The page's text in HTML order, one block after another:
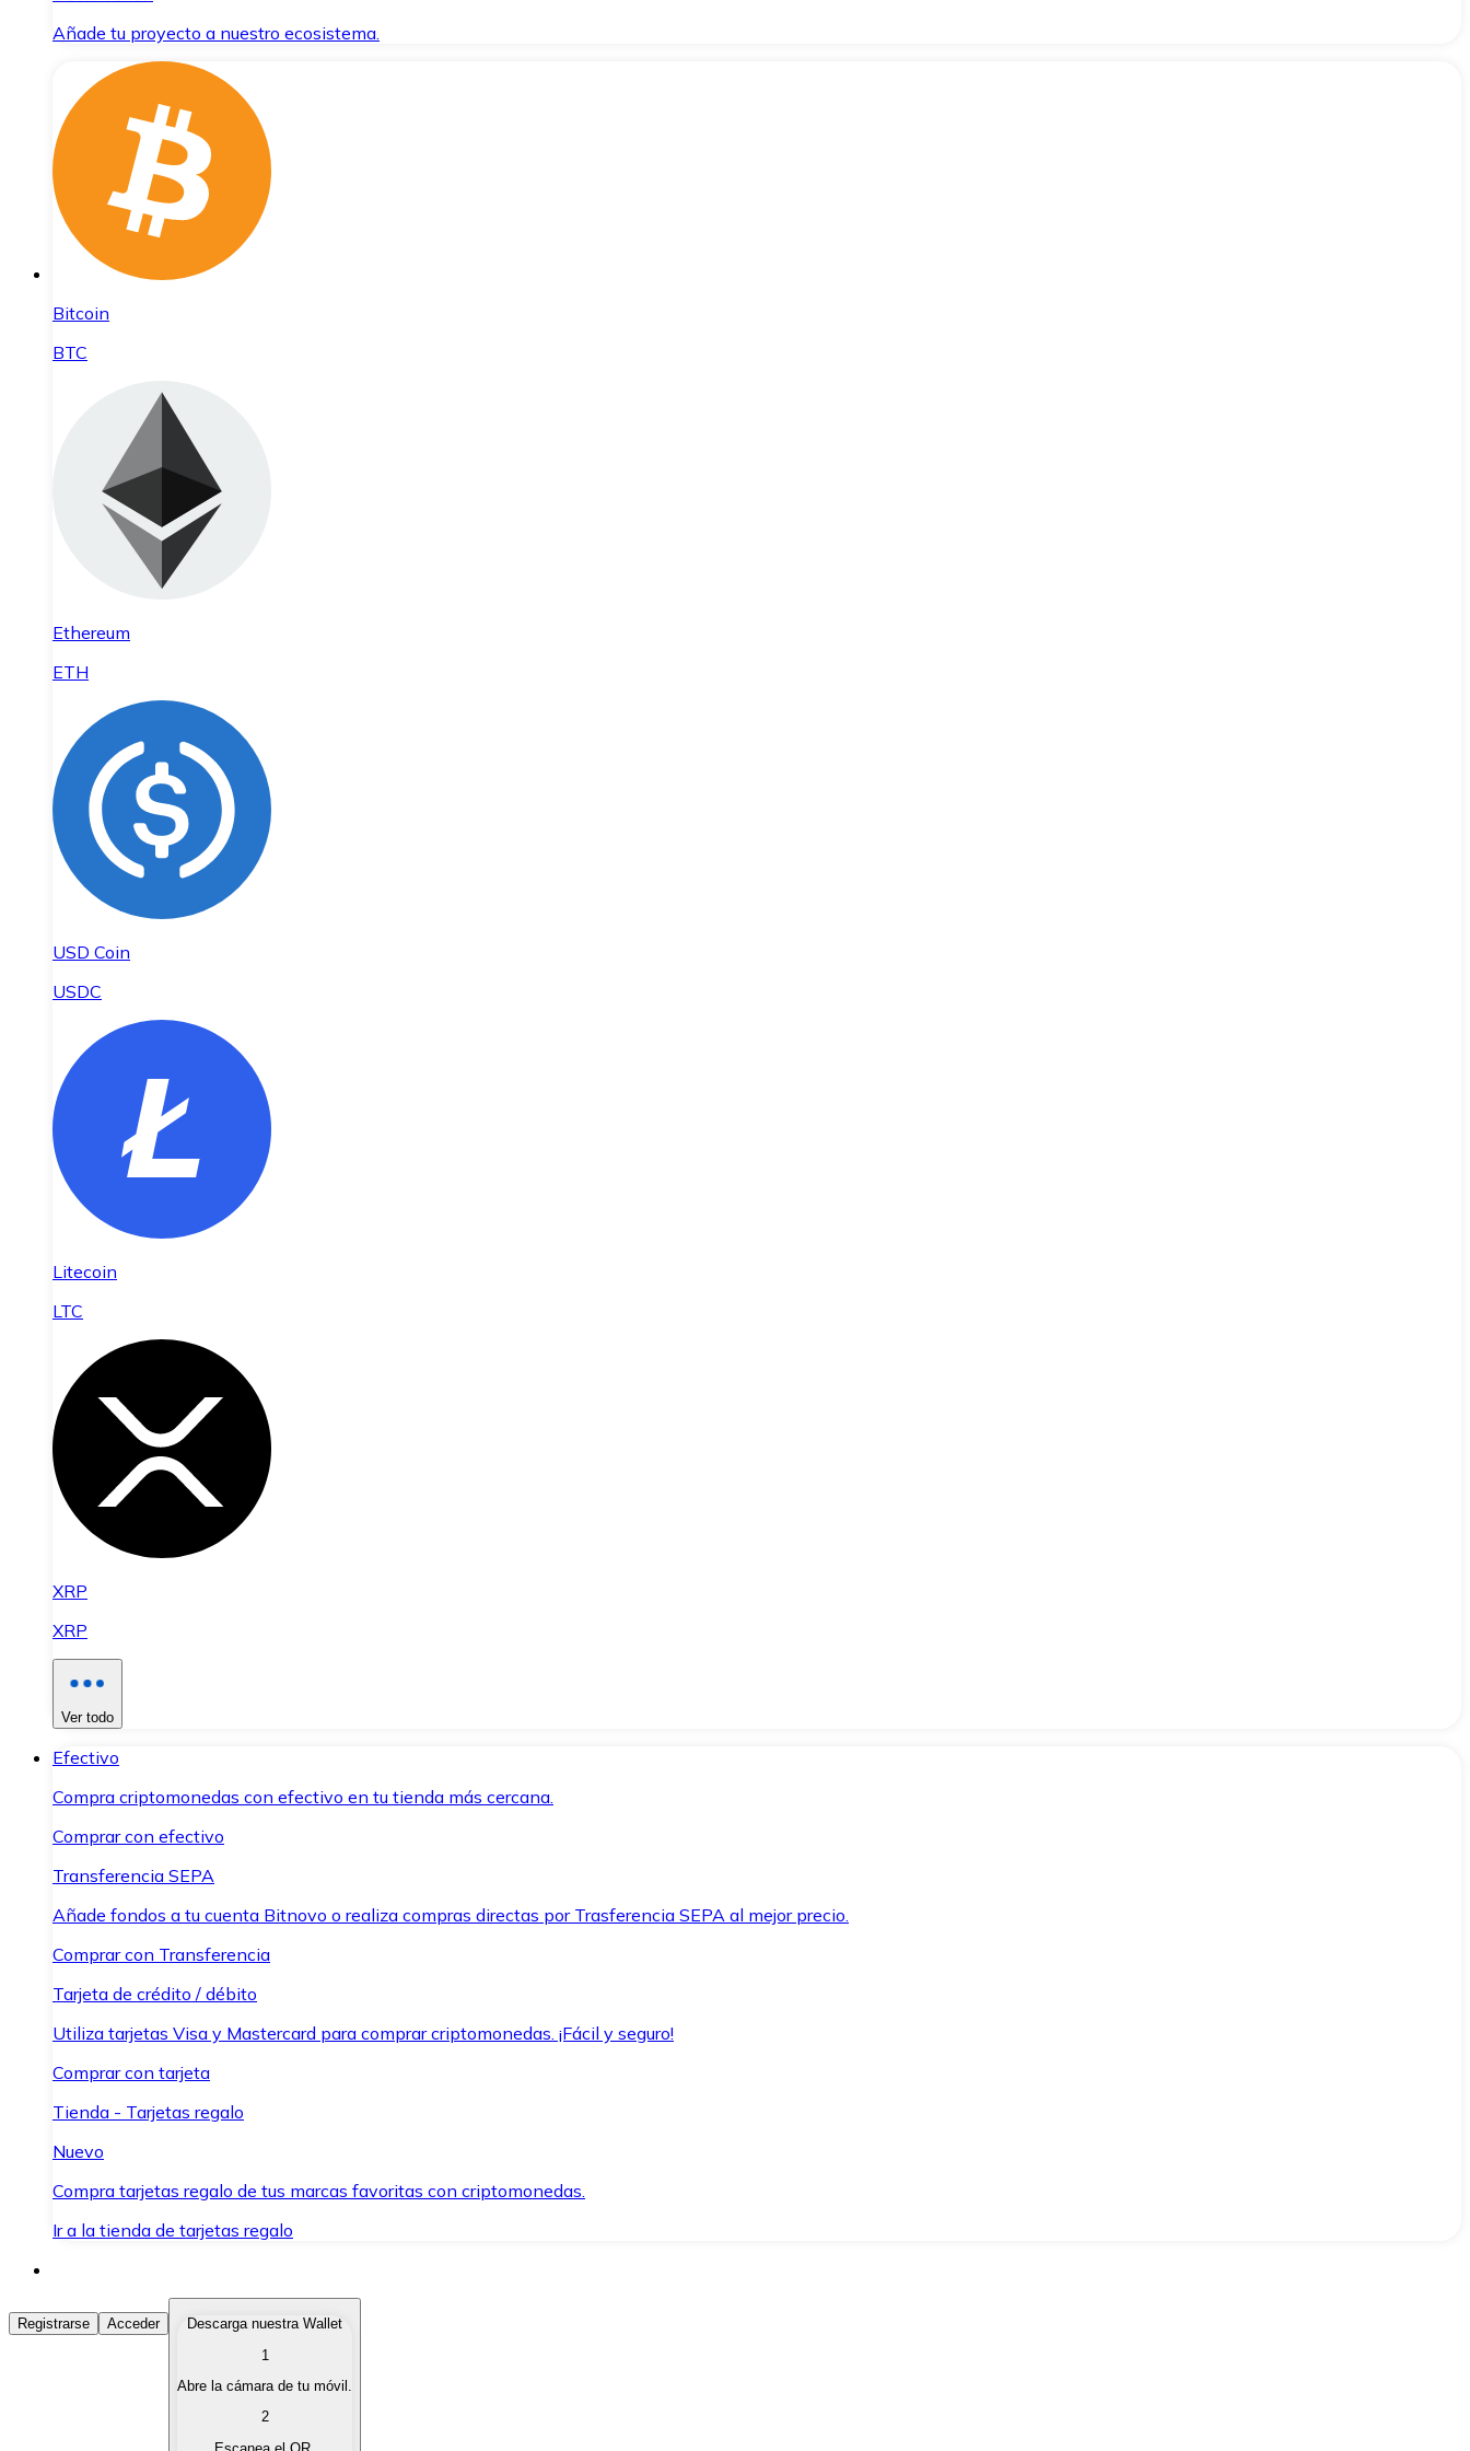
Añade tu proyecto a nuestro ecosistema.
Bitcoin
BTC
Ethereum
ETH
USD Coin
USDC
Litecoin
LTC
XRP
XRP
Ver todo
Efectivo
Compra criptomonedas con efectivo en tu tienda más cercana.
Comprar con efectivo
Transferencia SEPA
Añade fondos a tu cuenta Bitnovo o realiza compras directas por Trasferencia SEPA al mejor precio.
Comprar con Transferencia
Tarjeta de crédito / débito
Utiliza tarjetas Visa y Mastercard para comprar criptomonedas. ¡Fácil y seguro!
Comprar con tarjeta
Tienda - Tarjetas regalo
Nuevo
Compra tarjetas regalo de tus marcas favoritas con criptomonedas.
Ir a la tienda de tarjetas regalo
Comprar Criptomonedas
Compra criptomonedas con diferentes métodos de pago.
Vende tus criptomonedas de forma rápida y segura.
Registrarse Acceder
Descarga nuestra Wallet
1
Abre la cámara de tu móvil.
2